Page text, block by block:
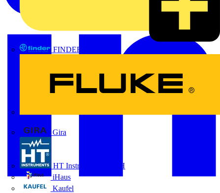
FINDER
Gira
HT Instruments GmbH
iHaus
Kaufel